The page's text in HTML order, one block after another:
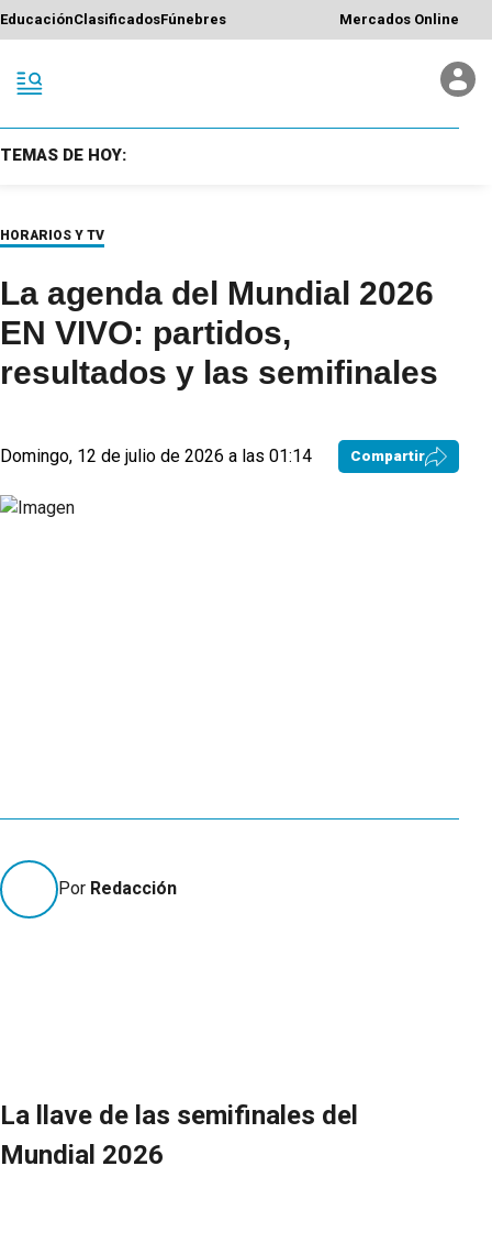
EducaciónClasificadosFúnebres Mercados Online
TEMAS DE HOY:
HORARIOS Y TV
La agenda del Mundial 2026
EN VIVO: partidos,
resultados y las semifinales
Domingo, 12 de julio de 2026 a las 01:14 Compartir
Por Redacción
La llave de las semifinales del
Mundial 2026